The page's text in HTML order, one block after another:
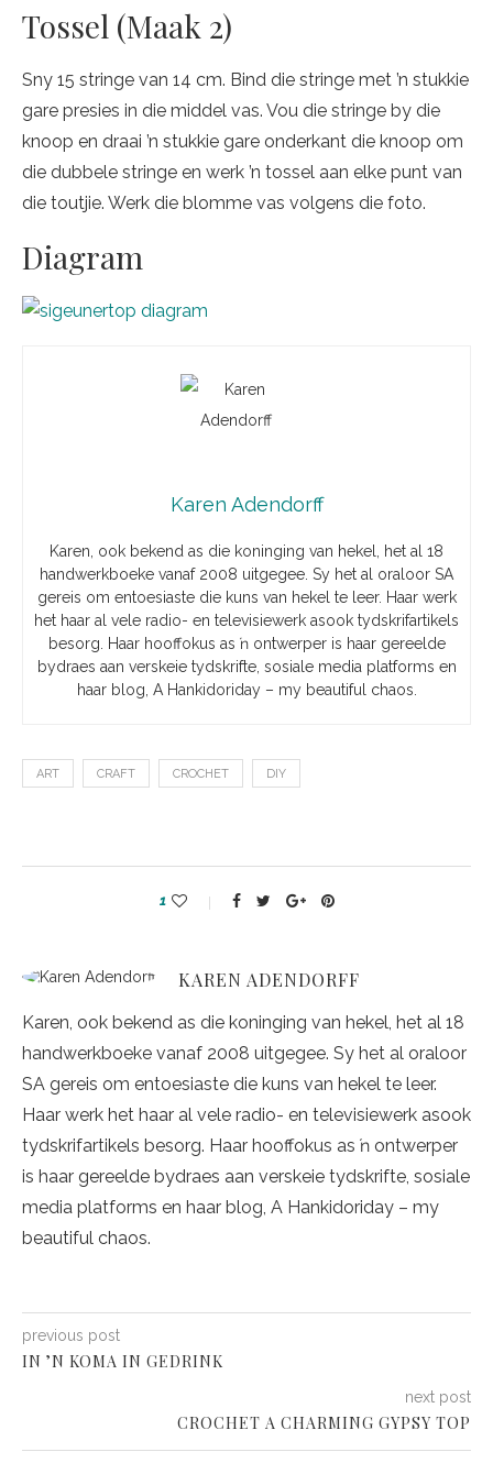
Tossel (Maak 2)
Sny 15 stringe van 14 cm. Bind die stringe met ’n stukkie
gare presies in die middel vas. Vou die stringe by die
knoop en draai ’n stukkie gare onderkant die knoop om
die dubbele stringe en werk ’n tossel aan elke punt van
die toutjie. Werk die blomme vas volgens die foto.
Diagram
Karen Adendorff
Karen, ook bekend as die koninging van hekel, het al 18
handwerkboeke vanaf 2008 uitgegee. Sy het al oraloor SA
gereis om entoesiaste die kuns van hekel te leer. Haar werk
het haar al vele radio- en televisiewerk asook tydskrifartikels
besorg. Haar hooffokus as ŉ ontwerper is haar gereelde
bydraes aan verskeie tydskrifte, sosiale media platforms en
haar blog, A Hankidoriday – my beautiful chaos.
ART CRAFT CROCHET DIY
1
KAREN ADENDORFF
Karen, ook bekend as die koninging van hekel, het al 18
handwerkboeke vanaf 2008 uitgegee. Sy het al oraloor
SA gereis om entoesiaste die kuns van hekel te leer.
Haar werk het haar al vele radio- en televisiewerk asook
tydskrifartikels besorg. Haar hooffokus as ŉ ontwerper
is haar gereelde bydraes aan verskeie tydskrifte, sosiale
media platforms en haar blog, A Hankidoriday – my
beautiful chaos.
previous post
IN ’N KOMA IN GEDRINK
next post
CROCHET A CHARMING GYPSY TOP